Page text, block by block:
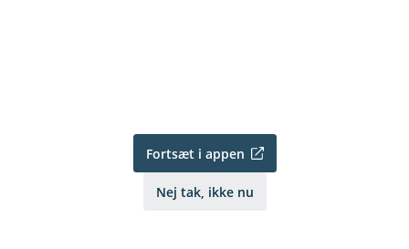
Fortsæt i appen
Nej tak, ikke nu